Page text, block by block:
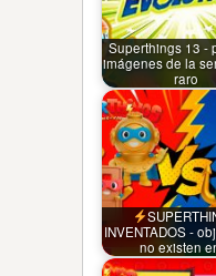
Superthings 13 -
imágenes de la
raro
INVENTADOS -
no existen